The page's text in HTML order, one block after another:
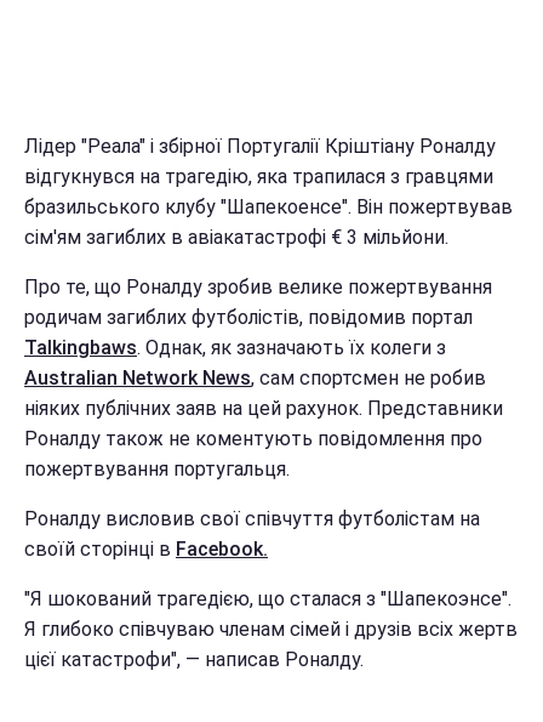
Лідер "Реала" і збірної Португалії Кріштіану Роналду
відгукнувся на трагедію, яка трапилася з гравцями
бразильського клубу "Шапекоенсе". Він пожертвував
сім'ям загиблих в авіакатастрофі € 3 мільйони.
Про те, що Роналду зробив велике пожертвування
родичам загиблих футболістів, повідомив портал
Talkingbaws. Однак, як зазначають їх колеги з
Australian Network News, сам спортсмен не робив
ніяких публічних заяв на цей рахунок. Представники
Роналду також не коментують повідомлення про
пожертвування португальця.
Роналду висловив свої співчуття футболістам на
своїй сторінці в Facebook.
"Я шокований трагедією, що сталася з "Шапекоэнсе".
Я глибоко співчуваю членам сімей і друзів всіх жертв
цієї катастрофи", — написав Роналду.